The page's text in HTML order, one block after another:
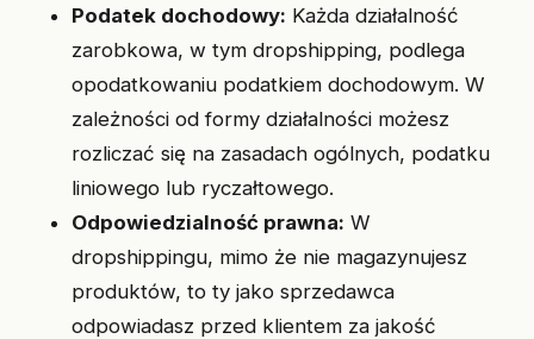
Podatek dochodowy: Każda działalność
zarobkowa, w tym dropshipping, podlega
opodatkowaniu podatkiem dochodowym. W
zależności od formy działalności możesz
rozliczać się na zasadach ogólnych, podatku
liniowego lub ryczałtowego.
Odpowiedzialność prawna: W
dropshippingu, mimo że nie magazynujesz
produktów, to ty jako sprzedawca
odpowiadasz przed klientem za jakość